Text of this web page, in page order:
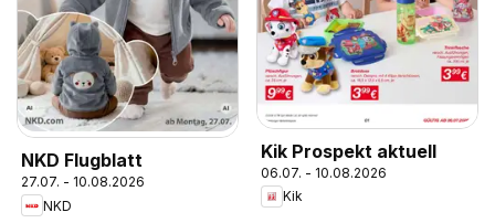
NKD Flugblatt
27.07. - 10.08.2026
NKD
Kik Prospekt aktuell
06.07. - 10.08.2026
Kik